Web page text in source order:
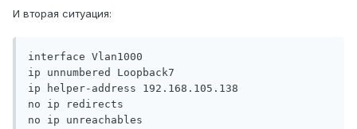
И вторая ситуация:
interface Vlan1000
ip unnumbered Loopback7
ip helper-address 192.168.105.138
no ip redirects
no ip unreachables